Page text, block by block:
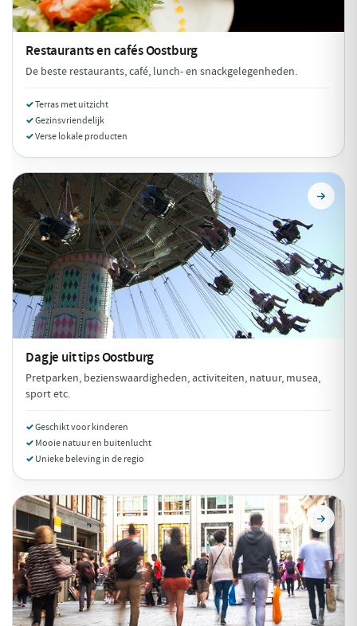
Restaurants en cafésOostburg
De beste restaurants, café, lunch- en snackgelegenheden.
Terras met uitzicht
Gezinsvriendelijk
Verse lokale producten
Dagje uit tipsOostburg
Pretparken, bezienswaardigheden, activiteiten, natuur, musea,
sport etc.
Geschikt voor kinderen
Mooie natuur en buitenlucht
Unieke beleving in de regio